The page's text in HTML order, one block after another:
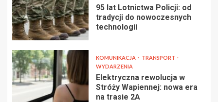
95 lat Lotnictwa Policji: od
tradycji do nowoczesnych
technologii
KOMUNIKACJA
TRANSPORT
WYDARZENIA
Elektryczna rewolucja w
Stróży Wapiennej: nowa era
na trasie 2A